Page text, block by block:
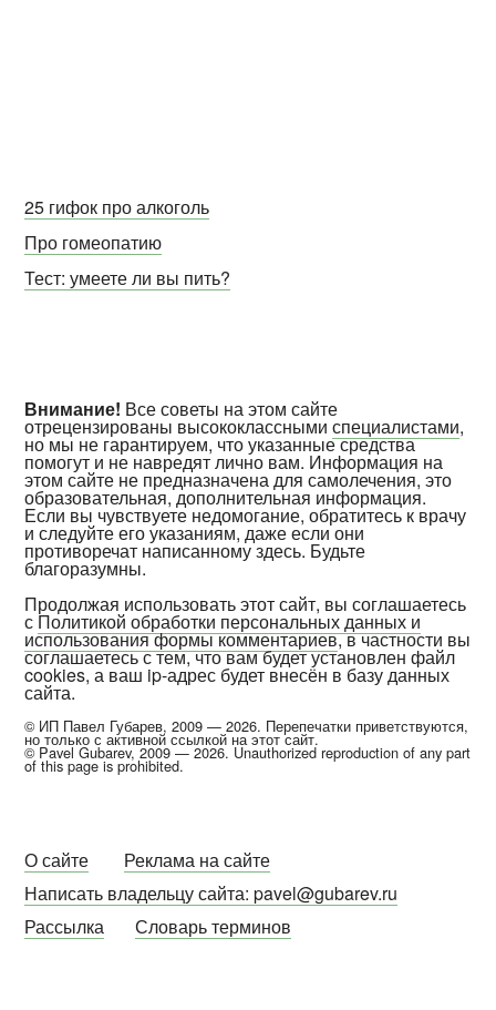
25 гифок про алкоголь
Про гомеопатию
Тест: умеете ли вы пить?
Внимание! Все советы на этом сайте
отрецензированы высококласснымиспециалистами,
но мы не гарантируем, что указанные средства
помогут и не навредят лично вам. Информация на
этом сайте не предназначена для самолечения, это
образовательная, дополнительная информация.
Если вы чувствуете недомогание, обратитесь к врачу
и следуйте его указаниям, даже если они
противоречат написанному здесь. Будьте
благоразумны.
Продолжая использовать этот сайт, вы соглашаетесь
с Политикой обработки персональных данных и
использования формы комментариев, в частности вы
соглашаетесь с тем, что вам будет установлен файл
cookies, а ваш ip-адрес будет внесён в базу данных
сайта.
© ИП Павел Губарев, 2009 — 2026. Перепечатки приветствуются,
но только с активной ссылкой на этот сайт.
© Pavel Gubarev, 2009 — 2026. Unauthorized reproduction of any part
of this page is prohibited.
О сайте
Реклама на сайте
Написать владельцу сайта: pavel@gubarev.ru
Рассылка
Словарь терминов